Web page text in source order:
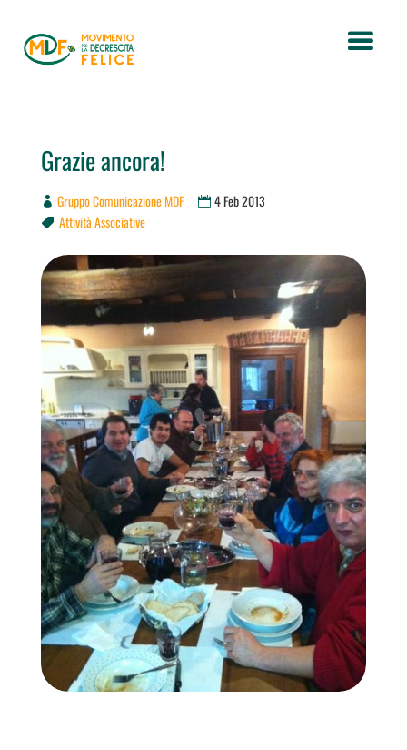
Grazie ancora!
Gruppo Comunicazione MDF 4 Feb 2013
 Attività Associative